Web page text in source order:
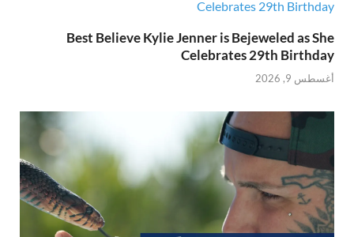
Best Believe Kylie Jenner is Bejeweled as She
Celebrates 29th Birthday
أغسطس 9, 2026